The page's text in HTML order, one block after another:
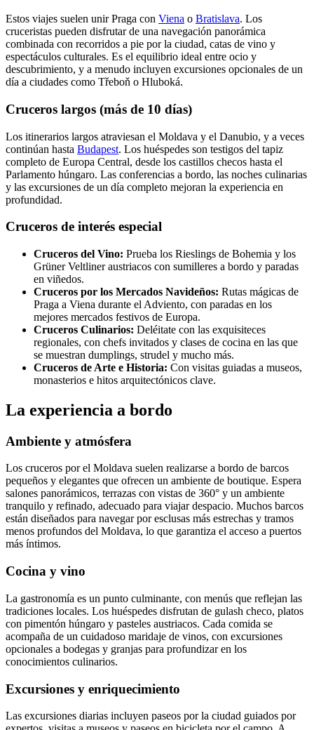
Estos viajes suelen unir Praga con Viena o Bratislava. Los
cruceristas pueden disfrutar de una navegación panorámica
combinada con recorridos a pie por la ciudad, catas de vino y
espectáculos culturales. Es el equilibrio ideal entre ocio y
descubrimiento, y a menudo incluyen excursiones opcionales de un
día a ciudades como Třeboň o Hluboká.
Cruceros largos (más de 10 días)
Los itinerarios largos atraviesan el Moldava y el Danubio, y a veces
continúan hasta Budapest. Los huéspedes son testigos del tapiz
completo de Europa Central, desde los castillos checos hasta el
Parlamento húngaro. Las conferencias a bordo, las noches culinarias
y las excursiones de un día completo mejoran la experiencia en
profundidad.
Cruceros de interés especial
Cruceros del Vino: Prueba los Rieslings de Bohemia y los
Grüner Veltliner austriacos con sumilleres a bordo y paradas
en viñedos.
Cruceros por los Mercados Navideños: Rutas mágicas de
Praga a Viena durante el Adviento, con paradas en los
mejores mercados festivos de Europa.
Cruceros Culinarios: Deléitate con las exquisiteces
regionales, con chefs invitados y clases de cocina en las que
se muestran dumplings, strudel y mucho más.
Cruceros de Arte e Historia: Con visitas guiadas a museos,
monasterios e hitos arquitectónicos clave.
La experiencia a bordo
Ambiente y atmósfera
Los cruceros por el Moldava suelen realizarse a bordo de barcos
pequeños y elegantes que ofrecen un ambiente de boutique. Espera
salones panorámicos, terrazas con vistas de 360° y un ambiente
tranquilo y refinado, adecuado para viajar despacio. Muchos barcos
están diseñados para navegar por esclusas más estrechas y tramos
menos profundos del Moldava, lo que garantiza el acceso a puertos
más íntimos.
Cocina y vino
La gastronomía es un punto culminante, con menús que reflejan las
tradiciones locales. Los huéspedes disfrutan de gulash checo, platos
con pimentón húngaro y pasteles austriacos. Cada comida se
acompaña de un cuidadoso maridaje de vinos, con excursiones
opcionales a bodegas y granjas para profundizar en los
conocimientos culinarios.
Excursiones y enriquecimiento
Las excursiones diarias incluyen paseos por la ciudad guiados por